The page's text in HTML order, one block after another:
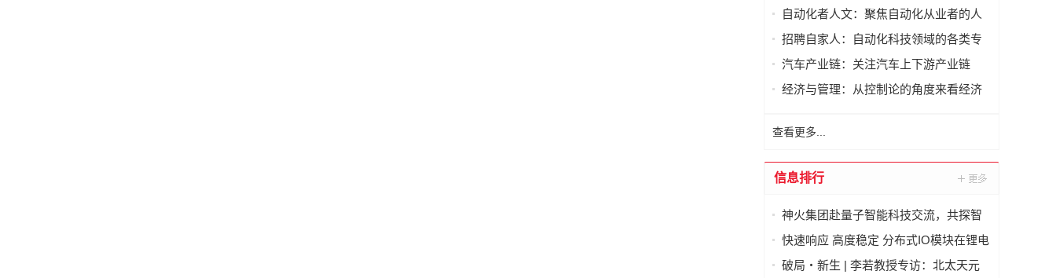
进步发出的响亮声音
自动化者人文：聚焦自动化从业者的人
文思考
招聘自家人：自动化科技领域的各类专
家及人才需求资讯
汽车产业链：关注汽车上下游产业链
经济与管理：从控制论的角度来看经济
查看更多...
信息排行
神火集团赴量子智能科技交流，共探智
能化矿山新未来
快速响应 高度稳定 分布式IO模块在锂电
池制造的优势揭秘 | 支持Modbus、
破局・新生 | 李若教授专访：北太天元